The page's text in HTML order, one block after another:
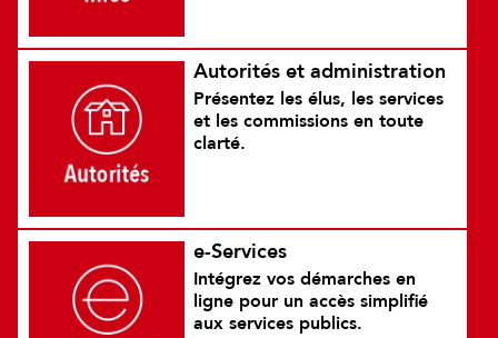
Autorités et administration
Présentez les élus, les services
et les commissions en toute
clarté.
e-Services
Intégrez vos démarches en
ligne pour un accès simplifié
aux services publics.